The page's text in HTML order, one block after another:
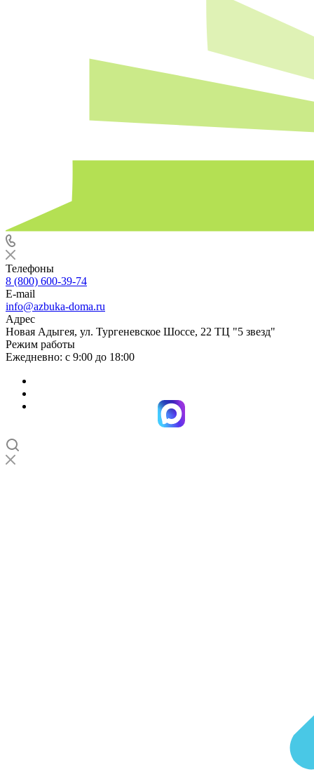
Телефоны
8 (800) 600-39-74
E-mail
info@azbuka-doma.ru
Адрес
Новая Адыгея, ул. Тургеневское Шоссе, 22 ТЦ "5 звезд"
Режим работы
Ежедневно: с 9:00 до 18:00